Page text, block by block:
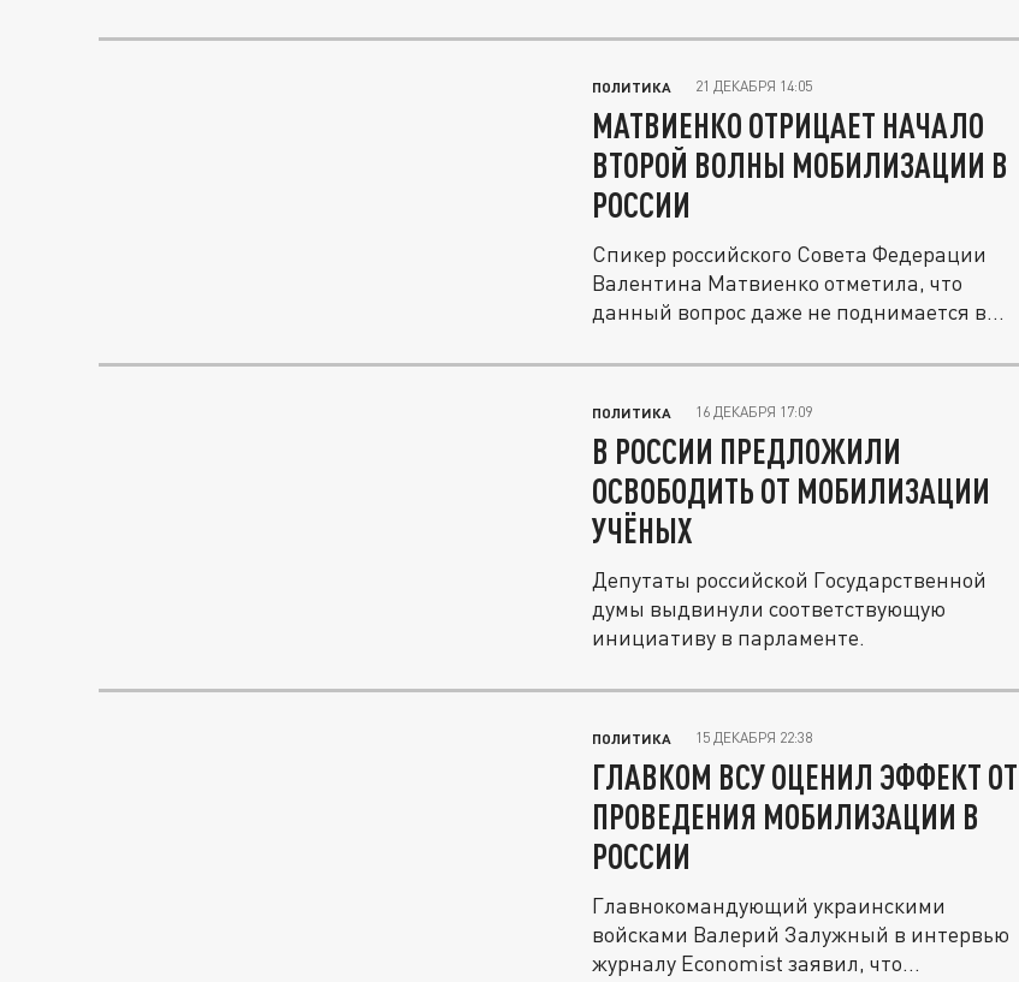
ПОЛИТИКА 21 ДЕКАБРЯ 14:05
МАТВИЕНКО ОТРИЦАЕТ НАЧАЛО
ВТОРОЙ ВОЛНЫ МОБИЛИЗАЦИИ В
РОССИИ
Спикер российского Совета Федерации
Валентина Матвиенко отметила, что
данный вопрос даже не поднимается в...
ПОЛИТИКА 16 ДЕКАБРЯ 17:09
В РОССИИ ПРЕДЛОЖИЛИ
ОСВОБОДИТЬ ОТ МОБИЛИЗАЦИИ
УЧЁНЫХ
Депутаты российской Государственной
думы выдвинули соответствующую
инициативу в парламенте.
ПОЛИТИКА 15 ДЕКАБРЯ 22:38
ГЛАВКОМ ВСУ ОЦЕНИЛ ЭФФЕКТ ОТ
ПРОВЕДЕНИЯ МОБИЛИЗАЦИИ В
РОССИИ
Главнокомандующий украинскими
войсками Валерий Залужный в интервью
журналу Economist заявил, что...